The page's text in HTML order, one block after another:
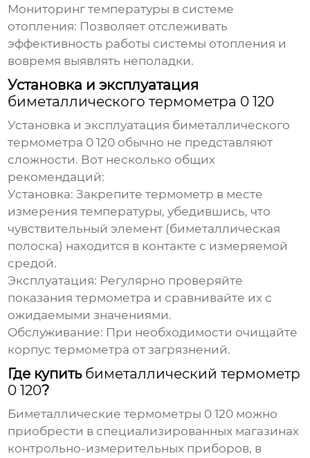
Мониторинг температуры в системе
отопления: Позволяет отслеживать
эффективность работы системы отопления и
вовремя выявлять неполадки.
Установка и эксплуатация
биметаллического термометра 0 120
Установка и эксплуатация биметаллического
термометра 0 120 обычно не представляют
сложности. Вот несколько общих
рекомендаций:
Установка: Закрепите термометр в месте
измерения температуры, убедившись, что
чувствительный элемент (биметаллическая
полоска) находится в контакте с измеряемой
средой.
Эксплуатация: Регулярно проверяйте
показания термометра и сравнивайте их с
ожидаемыми значениями.
Обслуживание: При необходимости очищайте
корпус термометра от загрязнений.
Где купить биметаллический термометр
0 120?
Биметаллические термометры 0 120 можно
приобрести в специализированных магазинах
контрольно-измерительных приборов, в